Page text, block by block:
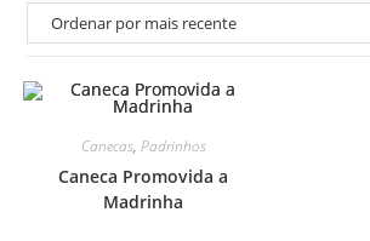
Canecas, Padrinhos
Caneca Promovida a
Madrinha